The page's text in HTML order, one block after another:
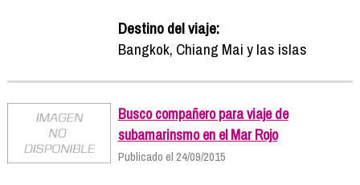
Destino del viaje:
Bangkok, Chiang Mai y las islas
Busco compañero para viaje de
subamarinsmo en el Mar Rojo
Publicado el 24/09/2015